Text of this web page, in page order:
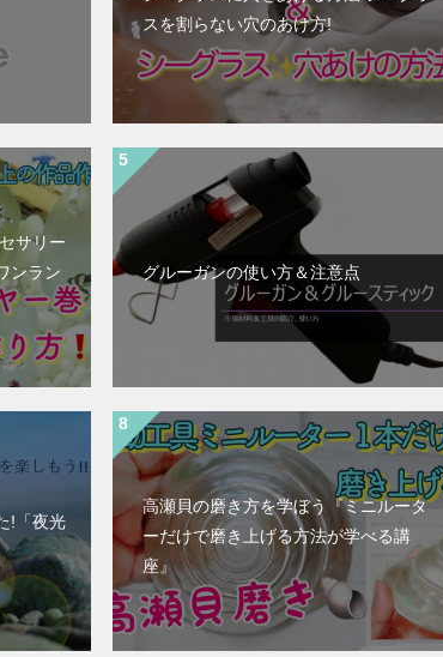
スを割らない穴のあけ方!
サリー
ンラン
グルーガンの使い方＆注意点
!「夜光
高瀬貝の磨き方を学ぼう『ミニルータ
ーだけで磨き上げる方法が学べる講
座』